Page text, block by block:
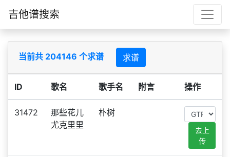
吉他谱搜索
当前共 204146 个求谱 求谱
ID 歌名 歌手名 附言 操作
31472
那些花儿
尤克里里
朴树
去上
传